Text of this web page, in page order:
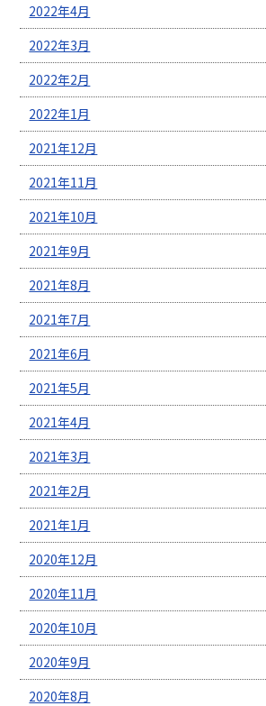
2022年4月
2022年3月
2022年2月
2022年1月
2021年12月
2021年11月
2021年10月
2021年9月
2021年8月
2021年7月
2021年6月
2021年5月
2021年4月
2021年3月
2021年2月
2021年1月
2020年12月
2020年11月
2020年10月
2020年9月
2020年8月